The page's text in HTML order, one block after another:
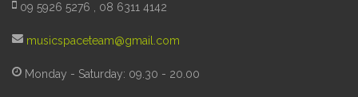
09 5926 5276 , 08 6311 4142
musicspaceteam@gmail.com
Monday - Saturday: 09.30 - 20.00